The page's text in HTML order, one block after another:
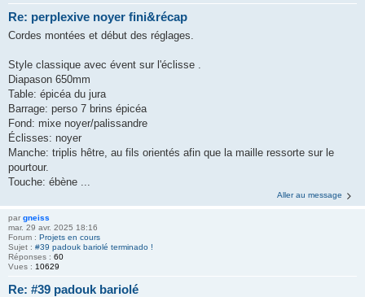
Re: perplexive noyer fini&récap
Cordes montées et début des réglages.
Style classique avec évent sur l'éclisse .
Diapason 650mm
Table: épicéa du jura
Barrage: perso 7 brins épicéa
Fond: mixe noyer/palissandre
Éclisses: noyer
Manche: triplis hêtre, au fils orientés afin que la maille ressorte sur le
pourtour.
Touche: ébène ...
Aller au message
par gneiss
mar. 29 avr. 2025 18:16
Forum : Projets en cours
Sujet : #39 padouk bariolé terminado !
Réponses : 60
Vues : 10629
Re: #39 padouk bariolé